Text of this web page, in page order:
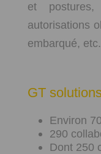
et
autorisations
embarqué, etc.
GT
Environ
290
Dont 250